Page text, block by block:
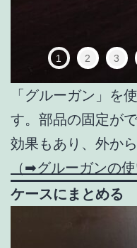
1 2 3
「グルーガン」を
す。部品の固定が
効果もあり、外から
（➡グルーガンの
ケースにまとめる